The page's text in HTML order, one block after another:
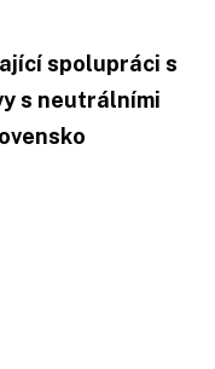
spolupráci s
s neutrálními